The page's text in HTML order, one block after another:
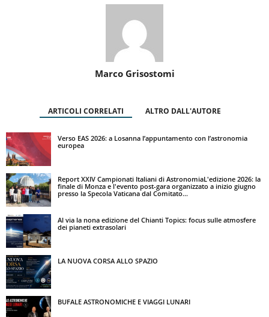
Marco Grisostomi
ARTICOLI CORRELATI ALTRO DALL'AUTORE
Verso EAS 2026: a Losanna l’appuntamento con l’astronomia
europea
Report XXIV Campionati Italiani di AstronomiaL'edizione 2026: la
finale di Monza e l'evento post-gara organizzato a inizio giugno
presso la Specola Vaticana dal Comitato...
Al via la nona edizione del Chianti Topics: focus sulle atmosfere
dei pianeti extrasolari
LA NUOVA CORSA ALLO SPAZIO
BUFALE ASTRONOMICHE E VIAGGI LUNARI